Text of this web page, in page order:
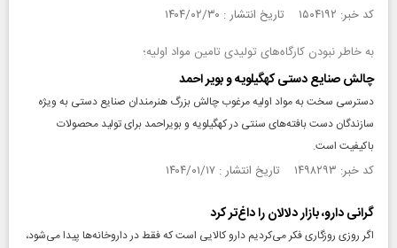
کد خبر: ۱۵۰۴۱۹۲ تاریخ انتشار : ۱۴۰۴/۰۲/۳۰
به خاطر نبودن کارگاه‌های تولیدی تامین مواد اولیه؛
چالش صنایع دستی کهگیلویه و بویر احمد
دسترسی سخت به مواد اولیه مرغوب چالش بزرگ هنرمندان صنایع دستی به ویژه
سازندگان دست بافته‌های سنتی در کهگیلویه و بویراحمد برای تولید محصولات
باکیفیت است.
کد خبر: ۱۴۹۸۲۹۳ تاریخ انتشار : ۱۴۰۴/۰۱/۱۷
گرانی دارو، بازار دلالان را داغ‌تر کرد
اگر روزی روزگاری فکر می‌کردیم دارو کالایی است که فقط در داروخانه‌ها پیدا می‌شود،